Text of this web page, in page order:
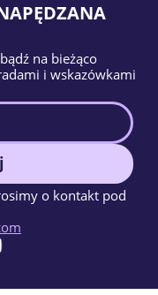
na bieżąco
i wskazówkami
o kontakt pod